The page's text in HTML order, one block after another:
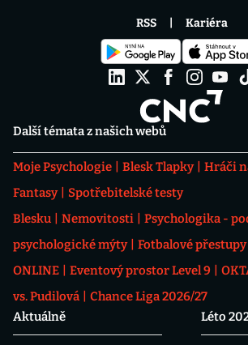
Další témata z našich webů
Moje Psychologie Blesk Tlapky Hráči
Fantasy
Spotřebitelské testy
Blesku
Nemovitosti
Psychologika -
psychologické mýty
Fotbalové přestupy
ONLINE
Eventový prostor Level 9
vs. Pudilová
Chance Liga 2026/27
Aktuálně
Léto
RSS Kariéra